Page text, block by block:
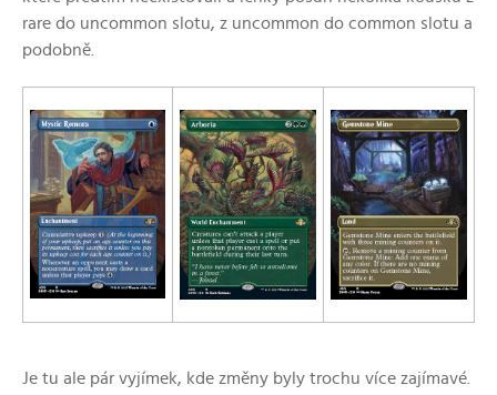
rare do uncommon slotu, z uncommon do common slotu a
podobně.
Je tu ale pár vyjímek, kde změny byly trochu více zajímavé.